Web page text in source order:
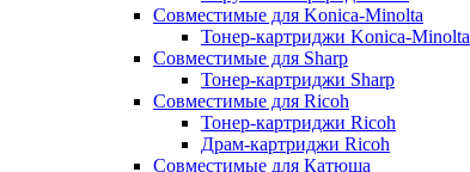
Совместимые для Konica-Minolta
Тонер-картриджи Konica-Minolta
Совместимые для Sharp
Тонер-картриджи Sharp
Совместимые для Ricoh
Тонер-картриджи Ricoh
Драм-картриджи Ricoh
Совместимые для Катюша